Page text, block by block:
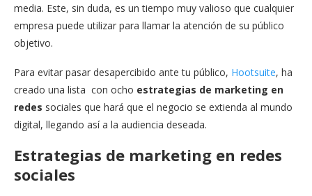
media. Este, sin duda, es un tiempo muy valioso que cualquier
empresa puede utilizar para llamar la atención de su público
objetivo.
Para evitar pasar desapercibido ante tu público, Hootsuite, ha
creado una lista con ocho estrategias de marketing en
redes sociales que hará que el negocio se extienda al mundo
digital, llegando así a la audiencia deseada.
Estrategias de marketing en redes
sociales